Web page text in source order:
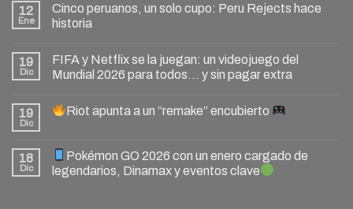
12
Ene
Cinco peruanos, un solo cupo: Peru Rejects hace
historia
19
Dic
FIFA y Netflix se la juegan: un videojuego del
Mundial 2026 para todos… y sin pagar extra
19
Dic
Riot apunta a un “remake” encubierto
18
Dic
Pokémon GO 2026 con un enero cargado de
legendarios, Dinamax y eventos clave